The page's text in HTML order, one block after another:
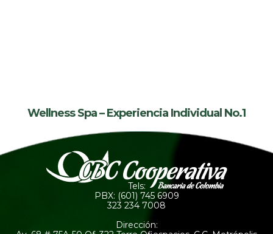
Wellness Spa – Experiencia Individual No.1
Tels:
PBX: (601) 745 6909
323 234 7008
Dirección: